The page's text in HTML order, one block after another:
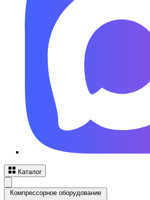
Каталог
Компрессорное оборудование